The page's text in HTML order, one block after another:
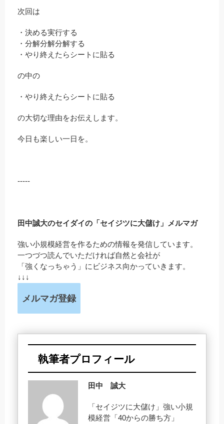
次回は
・決める実行する
・分解分解分解する
・やり終えたらシートに貼る
の中の
・やり終えたらシートに貼る
の大切な理由をお伝えします。
今日も楽しい一日を。
-----
田中誠大のセイダイの「セイジツに大儲け」メルマガ
強い小規模経営を作るための情報を発信しています。
一つづつ読んでいただければ自然と会社が
「強くなっちゃう」にビジネス向かっていきます。
↓↓↓
メルマガ登録
執筆者プロフィール
田中 誠大
「セイジツに大儲け」強い小規
模経営「40からの勝ち方」